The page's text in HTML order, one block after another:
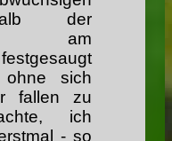
der
am
ohne sich
fallen zu
ich
- so